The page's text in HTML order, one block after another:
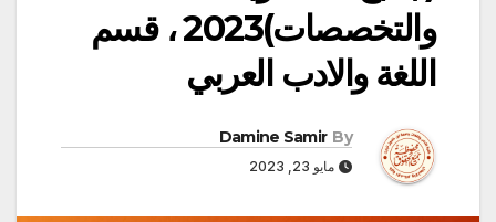
والتخصصات)‎‎ 2023، قسم
اللغة والادب العربي
By
Damine Samir
مايو 23, 2023